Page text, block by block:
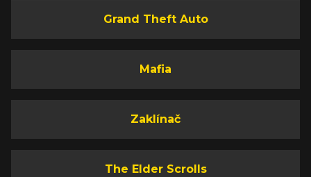
Grand Theft Auto
Mafia
Zaklínač
The Elder Scrolls